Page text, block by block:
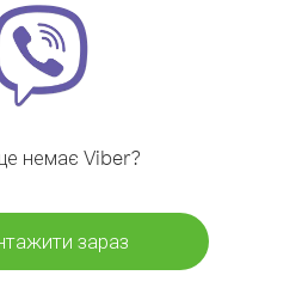
немає Viber?
зараз